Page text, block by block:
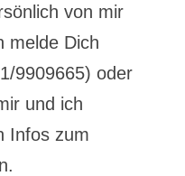
von mir
melde Dich
9909665) oder
und ich
Infos zum